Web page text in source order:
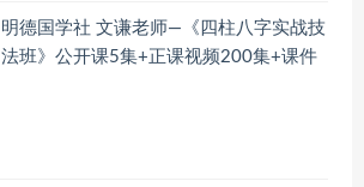
明德国学社 文谦老师—《四柱八字实战技
法班》公开课5集+正课视频200集+课件